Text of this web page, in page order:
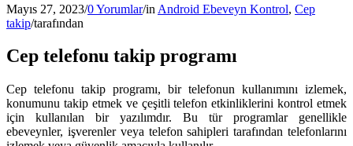
Mayıs 27, 2023/0 Yorumlar/in Android Ebeveyn Kontrol, Cep
takip/tarafından
Cep telefonu takip programı
Cep telefonu takip programı, bir telefonun kullanımını izlemek,
konumunu takip etmek ve çeşitli telefon etkinliklerini kontrol etmek
için kullanılan bir yazılımdır. Bu tür programlar genellikle
ebeveynler, işverenler veya telefon sahipleri tarafından telefonlarını